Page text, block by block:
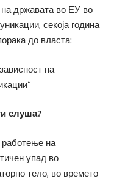
на државата во ЕУ во
секоја година
до власта:
на
слуша?
на
упад во
тело, во времето